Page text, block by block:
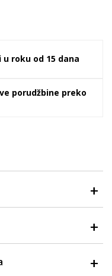
roku od 15 dana
porudžbine preko